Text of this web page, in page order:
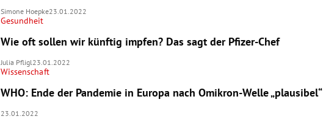
Simone Hoepke23.01.2022
Gesundheit
Wie oft sollen wir künftig impfen? Das sagt der Pfizer-Chef
Julia Pfligl 23.01.2022
Wissenschaft
WHO: Ende der Pandemie in Europa nach Omikron-Welle „plausibel“
23.01.2022